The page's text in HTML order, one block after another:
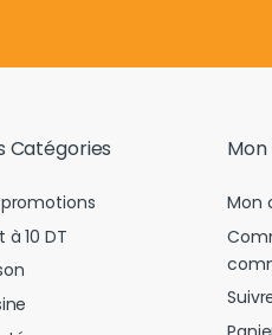
Catégories
promotions
à 10 DT
Mon